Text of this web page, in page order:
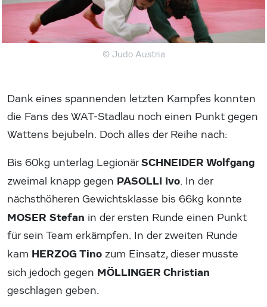
© Judo Austria
Dank eines spannenden letzten Kampfes konnten
die Fans des WAT-Stadlau noch einen Punkt gegen
Wattens bejubeln. Doch alles der Reihe nach:
Bis 60kg unterlag LegionärSCHNEIDER Wolfgang
zweimal knapp gegen PASOLLI Ivo. In der
nächsthöheren Gewichtsklasse bis 66kg konnte
MOSER Stefan in der ersten Runde einen Punkt
für sein Team erkämpfen. In der zweiten Runde
kam HERZOG Tino zum Einsatz, dieser musste
sich jedoch gegen MÖLLINGER Christian
geschlagen geben.